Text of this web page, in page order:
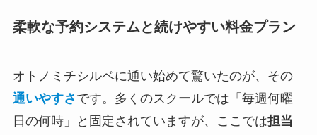
柔軟な予約システムと続けやすい料金プラン
オトノミチシルベに通い始めて驚いたのが、その
通いやすさ です。多くのスクールでは「毎週何曜
日の何時」と固定されていますが、ここでは担当